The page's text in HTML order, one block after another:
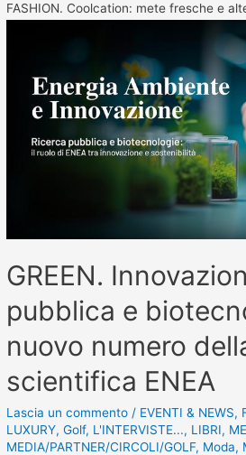
FASHION. Coolcation: mete fresche e
GREEN.
pubblica e
nuovo numero
scientifica ENEA
Lascia un commento / EVENTI & NEWS,
LUXURY,Golf, L'INTERVISTE..., LIBRI,
MEDIA/PARTNER/CIRCOLI/GOLF, Moda,